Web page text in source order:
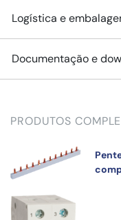
Logística e
Documentação e
PRODUTOS